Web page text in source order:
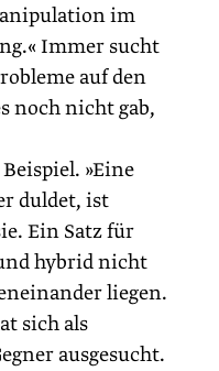
im
Immer sucht
auf den
noch nicht gab,
»Eine
duldet, ist
Ein Satz für
hybrid nicht
liegen.
sich als
ausgesucht.